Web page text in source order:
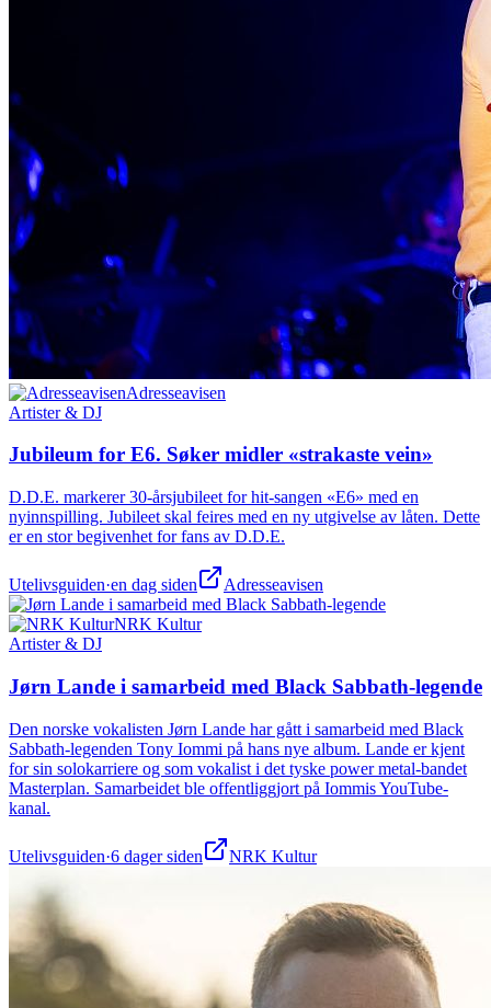
Adresseavisen
Artister & DJ
Jubileum for E6. Søker midler «strakaste vein»
D.D.E. markerer 30-årsjubileet for hit-sangen «E6» med en
nyinnspilling. Jubileet skal feires med en ny utgivelse av låten. Dette
er en stor begivenhet for fans av D.D.E.
Utelivsguiden·en dag siden Adresseavisen
NRK Kultur
Artister & DJ
Jørn Lande i samarbeid med Black Sabbath-legende
Den norske vokalisten Jørn Lande har gått i samarbeid med Black
Sabbath-legenden Tony Iommi på hans nye album. Lande er kjent
for sin solokarriere og som vokalist i det tyske power metal-bandet
Masterplan. Samarbeidet ble offentliggjort på Iommis YouTube-
kanal.
Utelivsguiden·6 dager siden NRK Kultur